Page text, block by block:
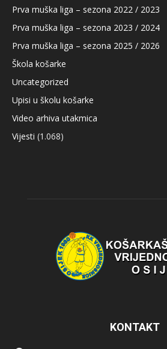
Prva muška liga – sezona 2022 / 2023
Prva muška liga – sezona 2023 / 2024
Prva muška liga – sezona 2025 / 2026
Škola košarke
Uncategorized
Upisi u školu košarke
Video arhiva utakmica
Vijesti (1.068)
KONTAKT